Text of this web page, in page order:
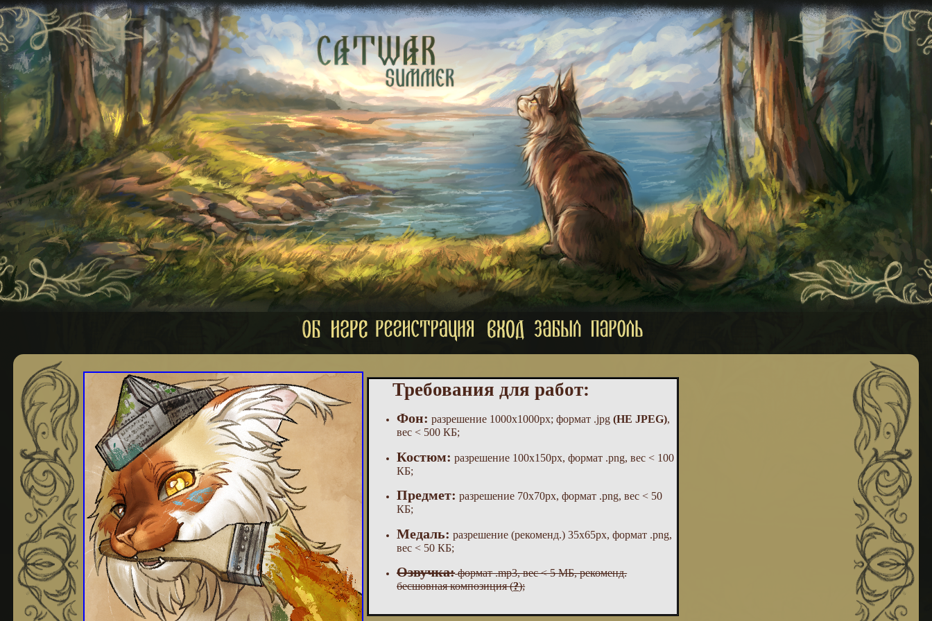
Требования для работ:
Фон: разрешение 1000x1000px; формат .jpg(НЕ JPEG),
вес < 500 КБ;
Костюм: разрешение 100x150px, формат .png, вес < 100
КБ;
Предмет: разрешение 70x70px, формат .png, вес < 50
КБ;
Медаль: разрешение (рекоменд.) 35x65px, формат .png,
вес < 50 КБ;
Озвучка: формат .mp3, вес < 5 МБ, рекоменд.
бесшовная композиция (?);